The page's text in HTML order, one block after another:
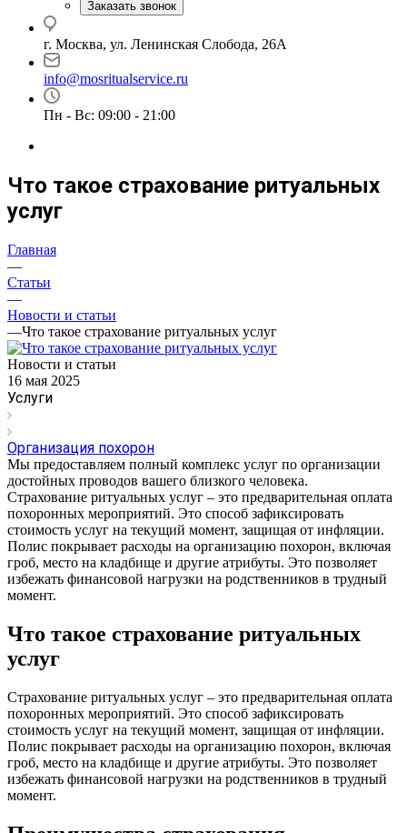
Заказать звонок
г. Москва, ул. Ленинская Слобода, 26А
info@mosritualservice.ru
Пн - Вс: 09:00 - 21:00
Что такое страхование ритуальных
услуг
Главная
—
Статьи
—
Новости и статьи
—Что такое страхование ритуальных услуг
Новости и статьи
16 мая 2025
Услуги
Организация похорон
Мы предоставляем полный комплекс услуг по организации
достойных проводов вашего близкого человека.
Страхование ритуальных услуг – это предварительная оплата
похоронных мероприятий. Это способ зафиксировать
стоимость услуг на текущий момент, защищая от инфляции.
Полис покрывает расходы на организацию похорон, включая
гроб, место на кладбище и другие атрибуты. Это позволяет
избежать финансовой нагрузки на родственников в трудный
момент.
Что такое страхование ритуальных
услуг
Страхование ритуальных услуг – это предварительная оплата
похоронных мероприятий. Это способ зафиксировать
стоимость услуг на текущий момент, защищая от инфляции.
Полис покрывает расходы на организацию похорон, включая
гроб, место на кладбище и другие атрибуты. Это позволяет
избежать финансовой нагрузки на родственников в трудный
момент.